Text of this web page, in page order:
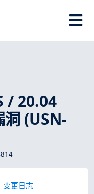
/ 20.04
(USN-
变更日志